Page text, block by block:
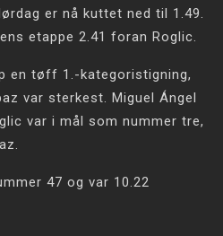
er nå kuttet ned til 1.49.
etappe 2.41 foran Roglic.
en tøff 1.-kategoristigning,
var sterkest. Miguel Ángel
var i mål som nummer tre,
47 og var 10.22